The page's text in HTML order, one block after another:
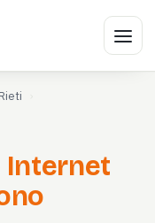
Rieti